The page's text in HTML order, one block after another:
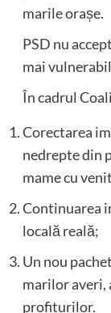
marile orașe.
PSD nu
mai
În cadrul
Corectarea
nedrepte din
mame cu
Continuarea
locală reală;
Un nou
marilor
profiturilor.